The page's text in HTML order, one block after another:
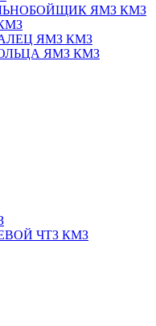
ЯМЗ КМЗ
ЯМЗ КМЗ
ЯМЗ КМЗ
ЧТЗ КМЗ